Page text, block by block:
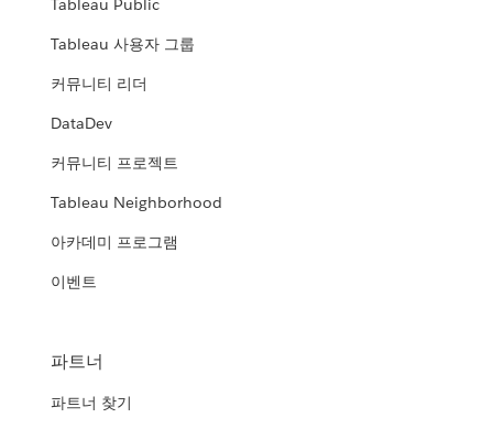
Tableau Public
Tableau 사용자 그룹
커뮤니티 리더
DataDev
커뮤니티 프로젝트
Tableau Neighborhood
아카데미 프로그램
이벤트
파트너
파트너 찾기